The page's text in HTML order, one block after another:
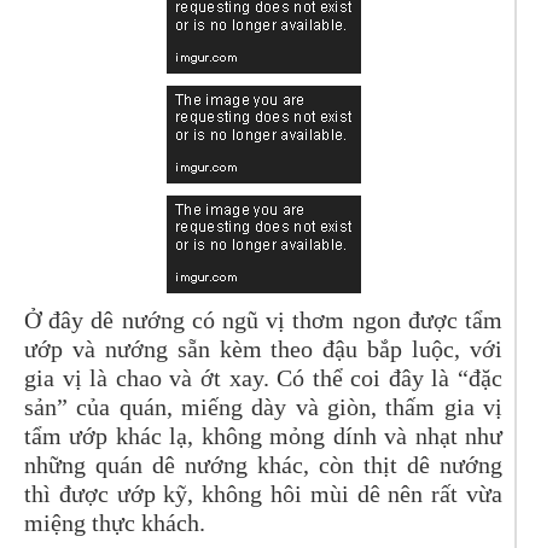
Ở đây dê nướng có ngũ vị thơm ngon được tẩm
ướp và nướng sẵn kèm theo đậu bắp luộc, với
gia vị là chao và ớt xay. Có thể coi đây là “đặc
sản” của quán, miếng dày và giòn, thấm gia vị
tẩm ướp khác lạ, không mỏng dính và nhạt như
những quán dê nướng khác, còn thịt dê nướng
thì được ướp kỹ, không hôi mùi dê nên rất vừa
miệng thực khách.